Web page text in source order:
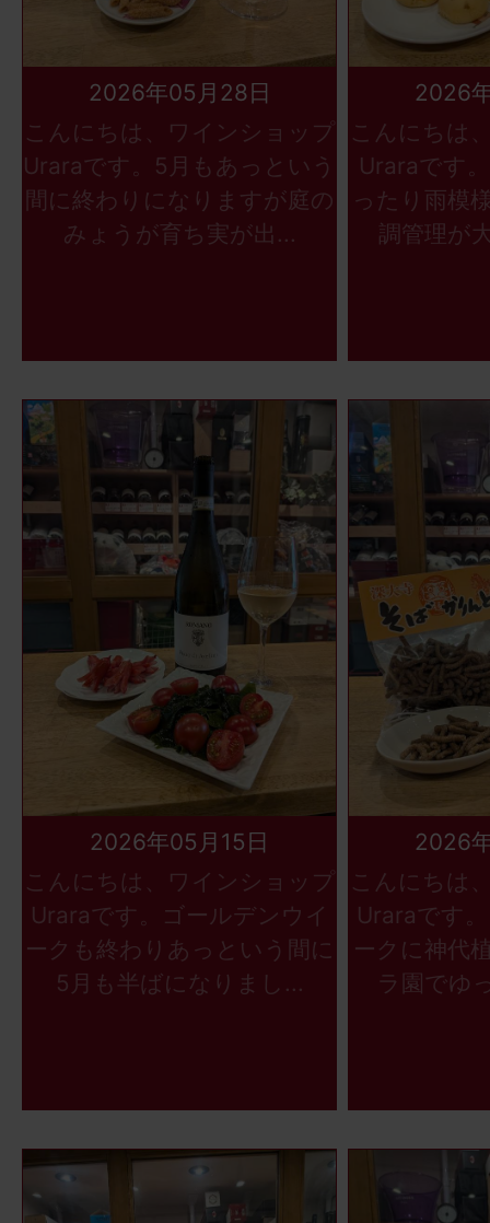
2026年05月28日
こんにちは、ワインショップ
Uraraです。5月もあっという
間に終わりになりますが庭の
みょうが育ち実が出...
2026
こんにちは
Uraraです
ったり雨模
調管理が
2026年05月15日
こんにちは、ワインショップ
Uraraです。ゴールデンウイ
ークも終わりあっという間に
5月も半ばになりまし...
2026
こんにちは
Uraraです
ークに神代
ラ園でゆ